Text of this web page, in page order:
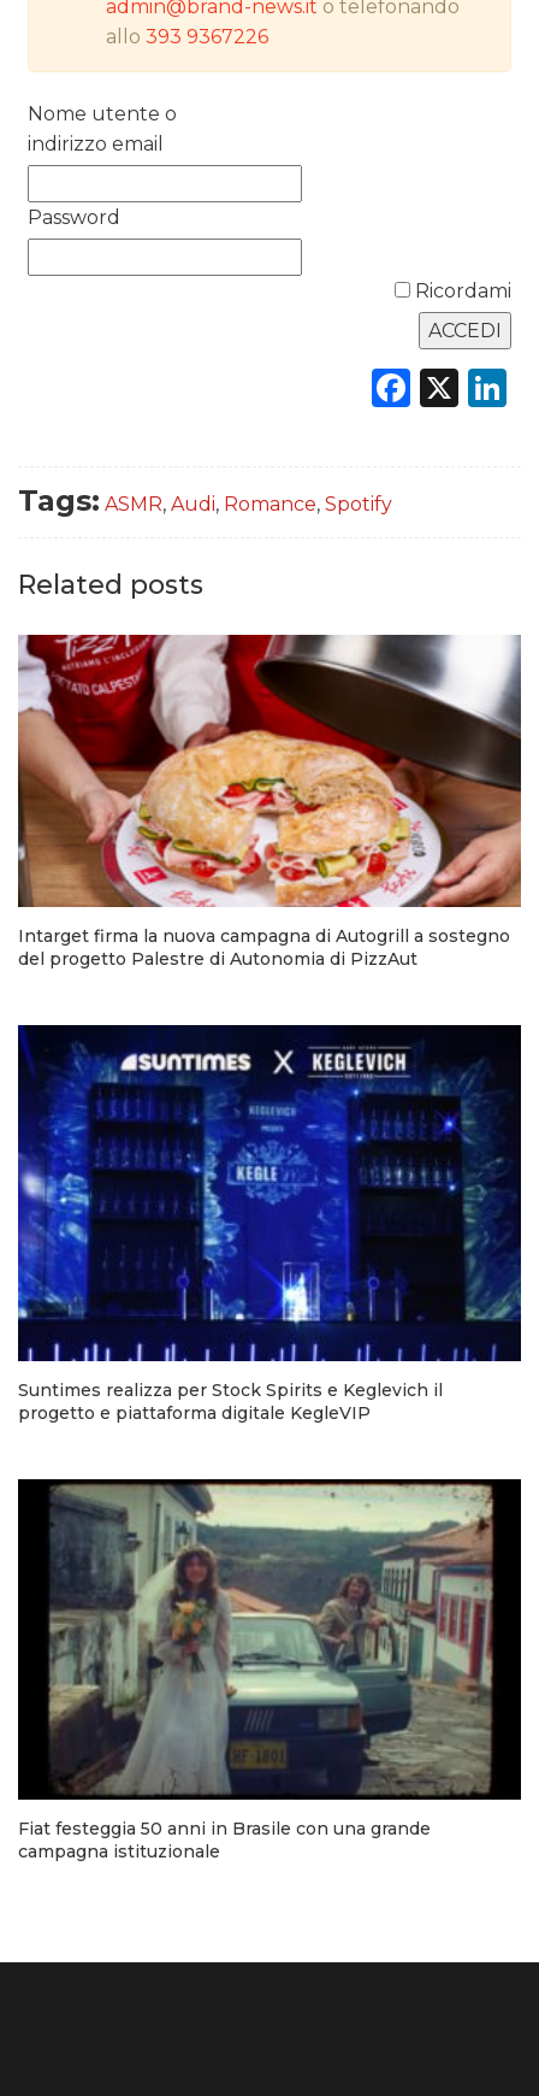
PREVISIONI/SCENARI
NORMATIVE
TREND
OPINIONI
admin@brand-news.it o telefonando
allo393 9367226
Nome utente o
indirizzo email
Password
Ricordami
X
Tags: ASMR, Audi, Romance, Spotify
Related posts
Intarget firma la nuova campagna di Autogrill a sostegno
del progetto Palestre di Autonomia di PizzAut
Suntimes realizza per Stock Spirits e Keglevich il
progetto e piattaforma digitale KegleVIP
Fiat festeggia 50 anni in Brasile con una grande
campagna istituzionale